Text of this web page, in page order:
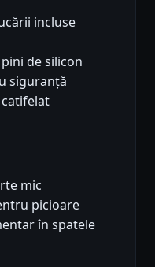
incluse
de silicon
siguranță
mic
picioare
în spatele